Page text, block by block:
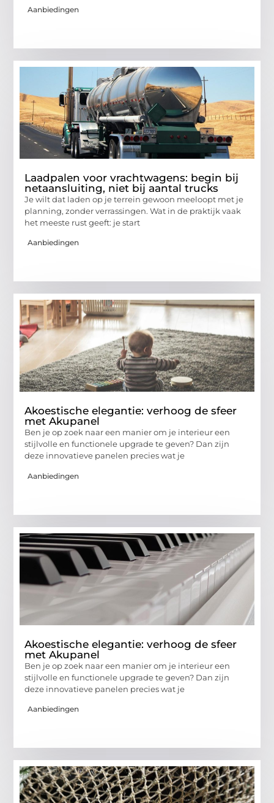
Aanbiedingen
Laadpalen voor vrachtwagens: begin bij
netaansluiting, niet bij aantal trucks
Je wilt dat laden op je terrein gewoon meeloopt met je
planning, zonder verrassingen. Wat in de praktijk vaak
het meeste rust geeft: je start
Aanbiedingen
Akoestische elegantie: verhoog de sfeer
met Akupanel
Ben je op zoek naar een manier om je interieur een
stijlvolle en functionele upgrade te geven? Dan zijn
deze innovatieve panelen precies wat je
Aanbiedingen
Akoestische elegantie: verhoog de sfeer
met Akupanel
Ben je op zoek naar een manier om je interieur een
stijlvolle en functionele upgrade te geven? Dan zijn
deze innovatieve panelen precies wat je
Aanbiedingen